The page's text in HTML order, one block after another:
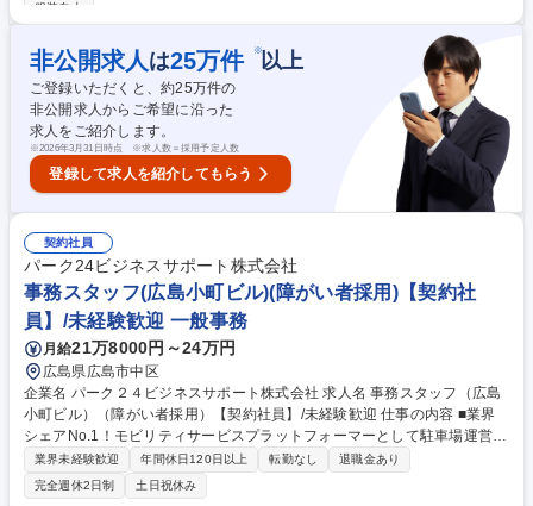
切り替えられることなく進んでいるか縦追い営業を行う。■最終的に流通
代理店を特定しパナソニックグループ営業所や空質空調社担当へパスをし
て頂き、確実に受注につなげていく。 募集職種 【広島】パナソニック製
業務用空調機器の採用推進営業/WEB面接可能
服装自由
非公開求人 は25万件 ※以上
ご登録いただくと、約25万件の
非公開求人からご希望に沿った
求人をご紹介します。
※2026年3月31日時点 ※求人数＝採用予定人数
登録して求人を紹介してもらう
契約社員
パーク24ビジネスサポート株式会社
事務スタッフ(広島小町ビル)(障がい者採用)【契約社
員】/未経験歓迎 一般事務
月給21万8000円～24万円
広島県広島市中区
企業名 パーク２４ビジネスサポート株式会社 求人名 事務スタッフ（広島
小町ビル）（障がい者採用）【契約社員】/未経験歓迎 仕事の内容 ■業界
シェアNo.1！モビリティサービスプラットフォーマーとして駐車場運営に
加えてカーシェアリング・キャッシュレス決済等様々な事業を展開する当
社にて、ご経験や適性に合わせて事務業務を中心にお任せします。 【業務
例】■書類やチラシの封入・発送■郵便の仕分けや業者対応■データ入力や
業界未経験歓迎 年間休日120日以上 転勤なし
退職金あり
完全週休2日制
土日祝休み